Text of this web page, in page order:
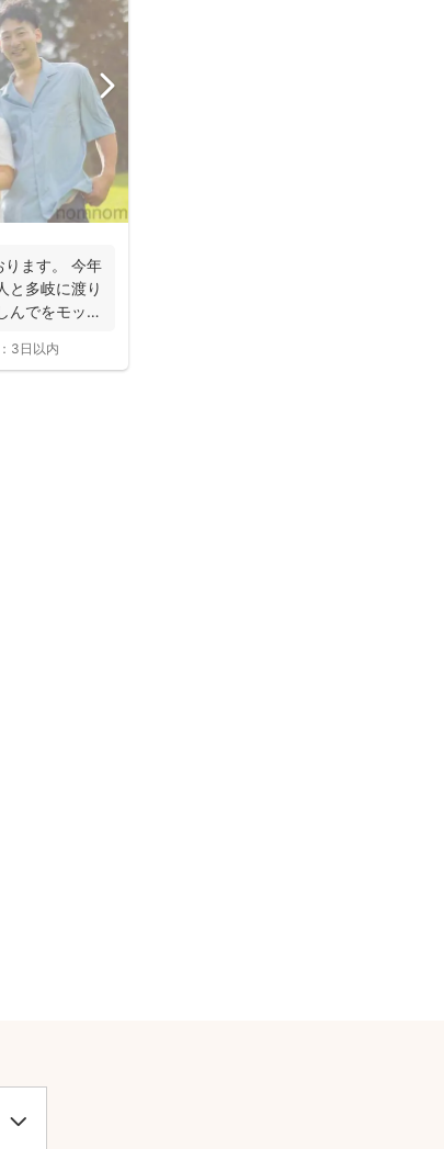
ります。 今年
と多岐に渡り
んでをモット
3日以内